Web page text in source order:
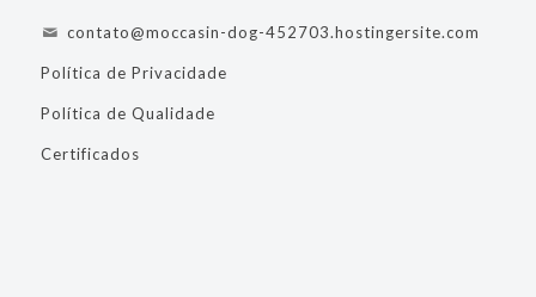
contato@moccasin-dog-452703.hostingersite.com
Política de Privacidade
Política de Qualidade
Certificados